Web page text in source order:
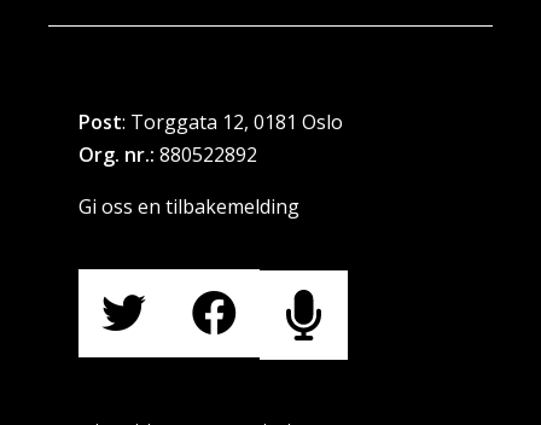
Post: Torggata 12, 0181 Oslo
Org. nr.: 880522892
Gi oss en tilbakemelding